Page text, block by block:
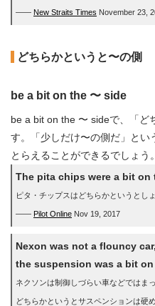
―― New Straits Times November 23,
どちらかというと〜の側
be a bit on the 〜 side
be a bit on the 〜 sideで、「ど
す。「少しだけ〜の側だ」とい
とらえることができるでしょう。
The pita chips were a bit on
ピタ・チップスはどちらかというとし
―― Pilot Online Nov 19, 2017
Nexon was not a flouncy
the suspension was a bit
ネクソンは制御しづらい車などではま
どちらかというとサスペンションは硬